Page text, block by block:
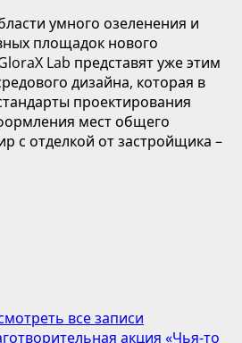
умного озеленения и
площадок нового
Lab представят уже этим
дизайна, которая в
проектирования
мест общего
с отделкой от застройщика –
все записи
акция «Чья-то